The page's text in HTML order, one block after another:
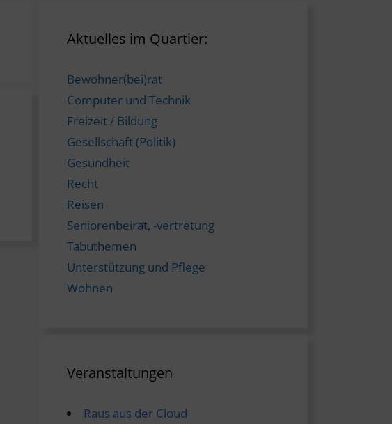
Aktuelles im Quartier:
Bewohner(bei)rat
Computer und Technik
Freizeit / Bildung
Gesellschaft (Politik)
Gesundheit
Recht
Reisen
Seniorenbeirat, -vertretung
Tabuthemen
Unterstützung und Pflege
Wohnen
Veranstaltungen
Raus aus der Cloud